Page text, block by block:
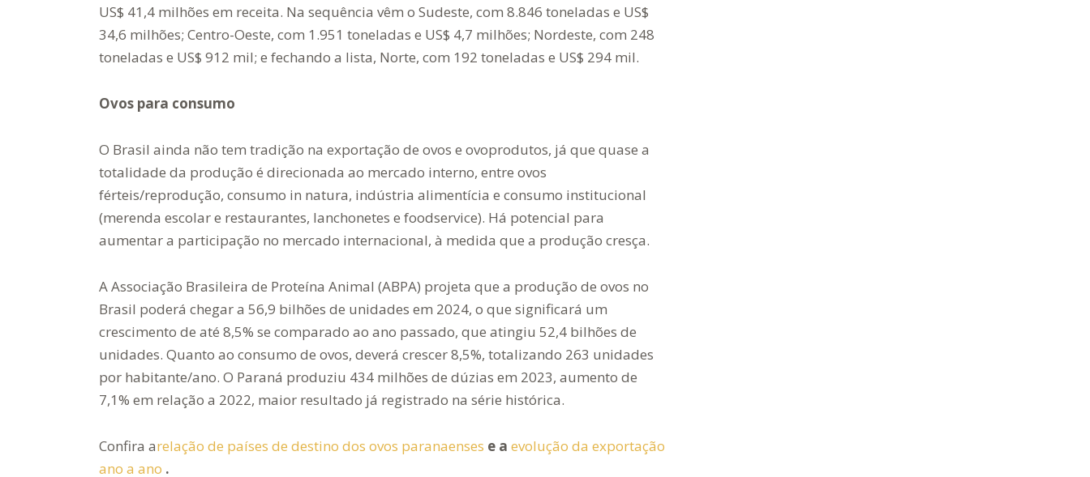
US$ 41,4 milhões em receita. Na sequência vêm o Sudeste, com 8.846 toneladas e US$
34,6 milhões; Centro-Oeste, com 1.951 toneladas e US$ 4,7 milhões; Nordeste, com 248
toneladas e US$ 912 mil; e fechando a lista, Norte, com 192 toneladas e US$ 294 mil.
Ovos para consumo
O Brasil ainda não tem tradição na exportação de ovos e ovoprodutos, já que quase a
totalidade da produção é direcionada ao mercado interno, entre ovos
férteis/reprodução, consumo in natura, indústria alimentícia e consumo institucional
(merenda escolar e restaurantes, lanchonetes e foodservice). Há potencial para
aumentar a participação no mercado internacional, à medida que a produção cresça.
A Associação Brasileira de Proteína Animal (ABPA) projeta que a produção de ovos no
Brasil poderá chegar a 56,9 bilhões de unidades em 2024, o que significará um
crescimento de até 8,5% se comparado ao ano passado, que atingiu 52,4 bilhões de
unidades. Quanto ao consumo de ovos, deverá crescer 8,5%, totalizando 263 unidades
por habitante/ano. O Paraná produziu 434 milhões de dúzias em 2023, aumento de
7,1% em relação a 2022, maior resultado já registrado na série histórica.
Confira arelação de países de destino dos ovos paranaenses​​​​​​​ e a evolução da exportação
ano a ano .